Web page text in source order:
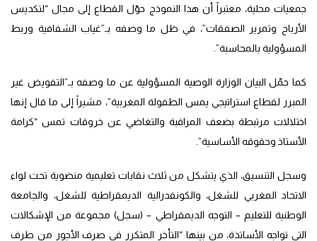
جمعيات محلية، معتبراً أن هذا النموذج حوّل القطاع إلى مجال “لتكديس
الأرباح وتمرير الصفقات”، في ظل ما وصفه بـ”غياب الشفافية وربط
المسؤولية بالمحاسبة”.
كما حمّل البيان الوزارة الوصية المسؤولية عن ما وصفه بـ”التفويض غير
المبرر لقطاع استراتيجي يمس الطفولة المغربية”، مشيراً إلى ما قال إنها
اختلالات مرتبطة بضعف المراقبة والتغاضي عن خروقات تمس “كرامة
الأستاذ وحقوقه الأساسية”.
وسجل التنسيق، الذي يتشكل من ثلاث نقابات تعليمية منضوية تحت لواء
الاتحاد المغربي للشغل، والكونفدرالية الديمقراطية للشغل، والجامعة
الوطنية للتعليم – التوجه الديمقراطي – (سجل) مجموعة من الإشكالات
التي تواجه الأساتذة، من بينها “التأخر المتكرر في صرف الأجور من طرف